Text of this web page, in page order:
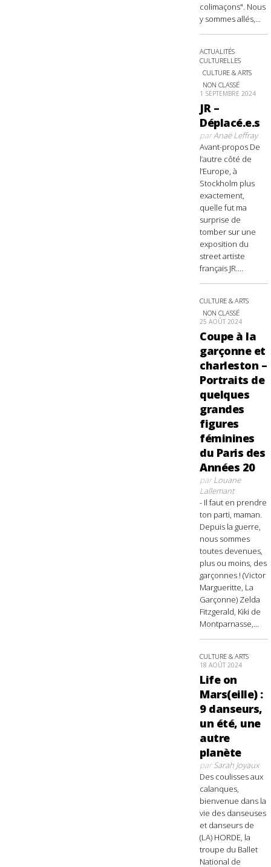
colimaçons". Nous
y sommes allés,...
ACTUALITÉS
CULTURELLES
CULTURE & ARTS
NON CLASSÉ
1 SEPTEMBRE 2024
JR –
Déplacé.e.s
parAnaë Leffray
Avant-propos De
l’autre côté de
l’Europe, à
Stockholm plus
exactement,
quelle fut ma
surprise de
tomber sur une
exposition du
street artiste
français JR....
CULTURE & ARTS
NON CLASSÉ
25 AOÛT 2024
Coupe à la
garçonne et
charleston –
Portraits de
quelques
grandes
figures
féminines
du Paris des
Années 20
parLouane
Lallemant
- Il faut en prendre
ton parti, maman.
Depuis la guerre,
nous sommes
toutes devenues,
plus ou moins, des
garçonnes ! (Victor
Margueritte, La
Garçonne) Zelda
Fitzgerald, Kiki de
Montparnasse,...
CULTURE & ARTS
18 AOÛT 2024
Life on
Mars(eille) :
9 danseurs,
un été, une
autre
planète
parSarah Joyaux
Des coulisses aux
calanques,
bienvenue dans la
vie des danseuses
et danseurs de
(LA) HORDE, la
troupe du Ballet
National de